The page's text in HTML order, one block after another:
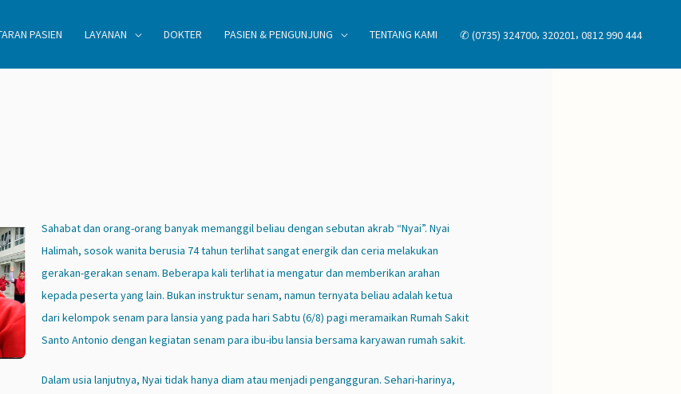
PASIEN LAYANAN DOKTER PASIEN & PENGUNJUNG TENTANG KAMI ✆ (0735) 324700, 320201 , 0812 990 444
Sahabat dan orang-orang banyak memanggil beliau dengan sebutan akrab “Nyai”. Nyai
Halimah, sosok wanita berusia 74 tahun terlihat sangat energik dan ceria melakukan
gerakan-gerakan senam. Beberapa kali terlihat ia mengatur dan memberikan arahan
kepada peserta yang lain. Bukan instruktur senam, namun ternyata beliau adalah ketua
dari kelompok senam para lansia yang pada hari Sabtu (6/8) pagi meramaikan Rumah Sakit
Santo Antonio dengan kegiatan senam para ibu-ibu lansia bersama karyawan rumah sakit.
Dalam usia lanjutnya, Nyai tidak hanya diam atau menjadi pengangguran. Sehari-harinya,